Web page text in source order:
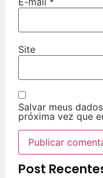
Site
Salvar meus
próxima vez que
Post